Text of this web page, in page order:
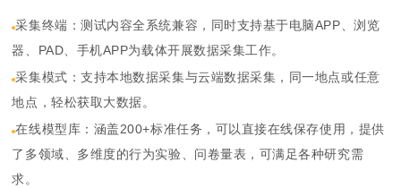
采集终端：测试内容全系统兼容，同时支持基于电脑APP、浏览
器、PAD、手机APP为载体开展数据采集工作。
采集模式：支持本地数据采集与云端数据采集，同一地点或任意
地点，轻松获取大数据。
在线模型库：涵盖200+标准任务，可以直接在线保存使用，提供
了多领域、多维度的行为实验、问卷量表，可满足各种研究需
求。